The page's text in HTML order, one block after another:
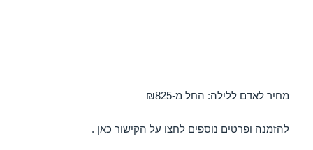
מחיר לאדם ללילה: החל מ-₪825
להזמנה ופרטים נוספים לחצו על הקישור כאן .